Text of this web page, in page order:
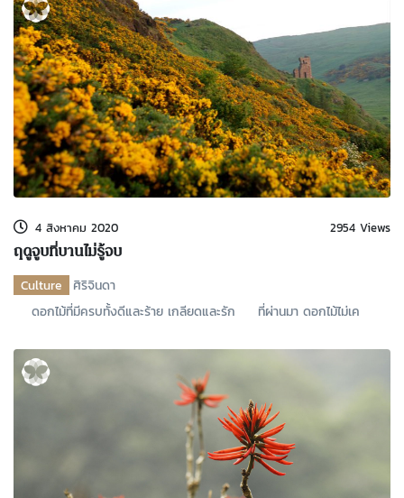
4 สิงหาคม 2020 2954 Views
ฤดูจูบที่บานไม่รู้จบ
Culture
ศิริจินดา
ดอกไม้ที่มีครบทั้งดีและร้าย เกลียดและรัก ที่ผ่านมา ดอกไม้ไม่เค